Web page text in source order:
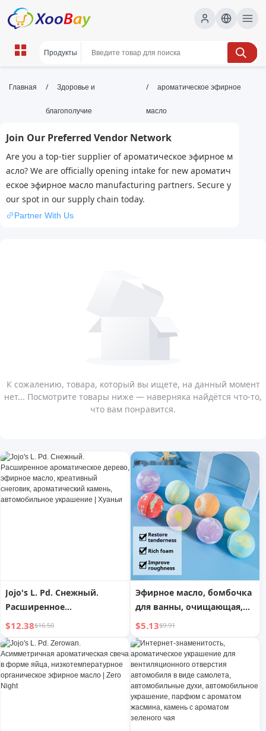
ароматическое эфирное масло |
XOOBAY B2B/B2C Marketplace
масла, ароматерапия, wholesale
ароматическое эфирное масло, XOOBAY
Узнайте о пользе эфирного масла, его свойствах, способах
применения и выборе продукта.
Главная / Здоровье и
благополучие
/ ароматическое эфирное
масло
Join Our Preferred Vendor Network
Are you a top-tier supplier of ароматическое эфирное м
асло? We are officially opening intake for new ароматич
еское эфирное масло manufacturing partners. Secure y
our spot in our supply chain today.
Partner With Us
К сожалению, товара, который вы ищете, на данный момент
нет... Посмотрите товары ниже — наверняка найдётся что-то,
что вам понравится.
Jojo's L. Pd. Снежный.
Расширенное
ароматическое дерево,
эфирное масло,
креативный снеговик,
ароматический камень,
автомобильное
украшение | Хуаньи
$12.38$16.50
Эфирное масло, бомбочка
для ванны, очищающая,
нежная кожа,
ароматическая ванна
$5.13$9.91